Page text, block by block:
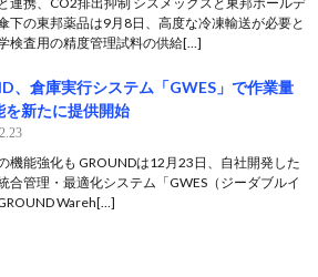
下の東邦薬品は9月8日、高度な冷凍輸送が必要と
検査用の精度管理試料の供給[…]
、倉庫実行システム「GWES」で作業量
を新たに提供開始
機能強化も GROUNDは12月23日、自社開発した
合管理・最適化システム「GWES（ジーダブルイ
Wareh[…]